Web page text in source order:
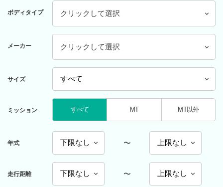
ボディタイプ クリックして選択
メーカー クリックして選択
サイズ
ミッション すべて MT MT以外
年式 〜
走行距離 〜